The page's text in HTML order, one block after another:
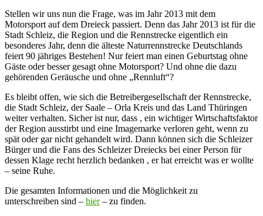
Stellen wir uns nun die Frage, was im Jahr 2013 mit dem
Motorsport auf dem Dreieck passiert. Denn das Jahr 2013 ist für die
Stadt Schleiz, die Region und die Rennstrecke eigentlich ein
besonderes Jahr, denn die älteste Naturrennstrecke Deutschlands
feiert 90 jähriges Bestehen! Nur feiert man einen Geburtstag ohne
Gäste oder besser gesagt ohne Motorsport? Und ohne die dazu
gehörenden Geräusche und ohne „Rennluft“?
Es bleibt offen, wie sich die Betreibergesellschaft der Rennstrecke,
die Stadt Schleiz, der Saale – Orla Kreis und das Land Thüringen
weiter verhalten. Sicher ist nur, dass , ein wichtiger Wirtschaftsfaktor
der Region ausstirbt und eine Imagemarke verloren geht, wenn zu
spät oder gar nicht gehandelt wird. Dann können sich die Schleizer
Bürger und die Fans des Schleizer Dreiecks bei einer Person für
dessen Klage recht herzlich bedanken , er hat erreicht was er wollte
– seine Ruhe.
Die gesamten Informationen und die Möglichkeit zu
unterschreiben sind – hier– zu finden.